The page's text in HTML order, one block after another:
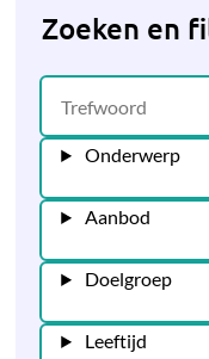
Zoeken en
Onderwerp
Aanbod
Doelgroep
Leeftijd